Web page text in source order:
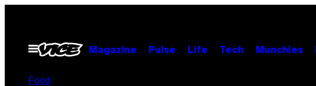
contentOpen
Menu
Magazine Pulse Life Tech Munchies
Food